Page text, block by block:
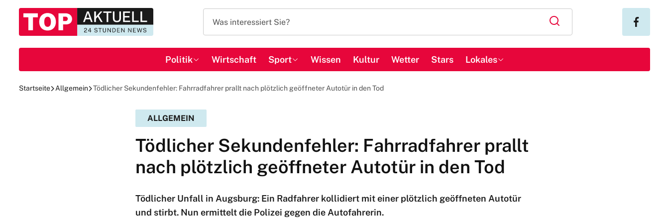
Politik Wirtschaft Sport Wissen Kultur Wetter Stars Lokales
Startseite Allgemein Tödlicher Sekundenfehler: Fahrradfahrer prallt nach plötzlich geöffneter Autotür in den Tod
ALLGEMEIN
Tödlicher Sekundenfehler: Fahrradfahrer prallt
nach plötzlich geöffneter Autotür in den Tod
Tödlicher Unfall in Augsburg: Ein Radfahrer kollidiert mit einer plötzlich geöffneten Autotür
und stirbt. Nun ermittelt die Polizei gegen die Autofahrerin.